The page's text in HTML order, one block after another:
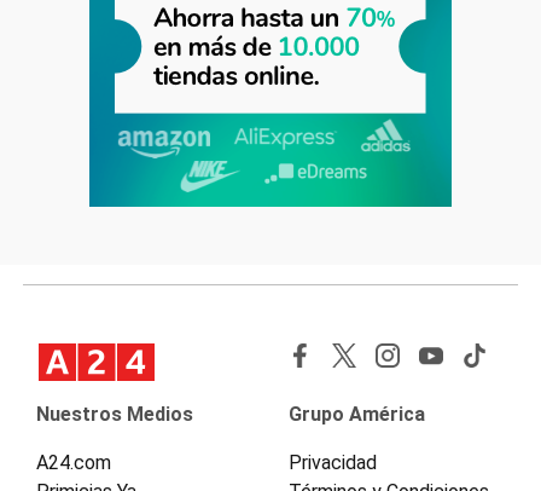
Nuestros Medios
A24.com
Grupo América
Privacidad